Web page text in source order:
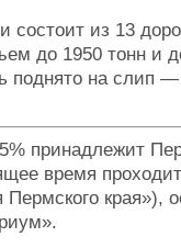
из 13
до 1950 тонн и
поднято на слип
принадлежит
время
края»),